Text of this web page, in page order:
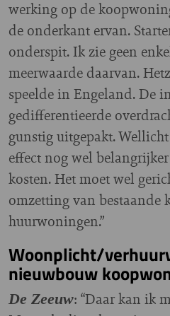
werking op de
de onderkant ervan.
onderspit. Ik zie geen
meerwaarde daarvan.
speelde in Engeland. De
gedifferentieerde
gunstig uitgepakt.
effect nog wel
kosten. Het moet wel
omzetting van
huurwoningen.”
Woonplicht/
nieuwbouw
De Zeeuw: “Daar kan ik